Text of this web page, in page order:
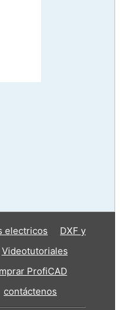
electricos
DXF y
Videotutoriales
ProfiCAD
contáctenos